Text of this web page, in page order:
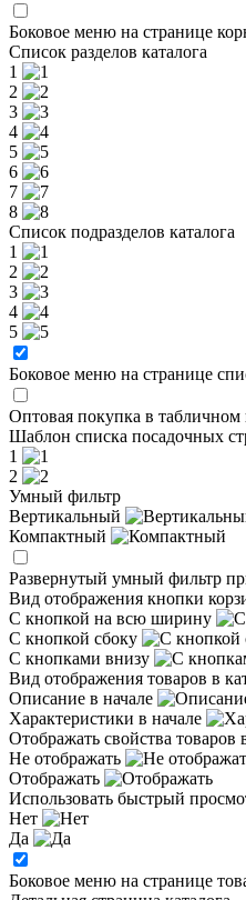
Боковое меню на странице
Список разделов каталога
1
2
3
4
5
6
7
8
Список подразделов каталога
1
2
3
4
5
Боковое меню на странице
Оптовая покупка в табличном
Шаблон списка посадочных
1
2
Умный фильтр
Вертикальный
Компактный
Развернутый умный фильтр
Вид отображения кнопки
С кнопкой на всю ширину
С кнопкой сбоку
С кнопками внизу
Вид отображения товаров в
Описание в начале
Характеристики в начале
Отображать свойства товаров
Не отображать
Отображать
Использовать быстрый
Нет
Да
Боковое меню на странице